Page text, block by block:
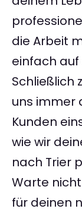
die Arbeit
einfach auf
Schließlich
uns immer
Kunden
wie wir
nach Trier
Warte
für deinen